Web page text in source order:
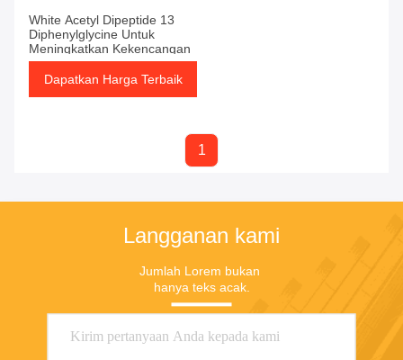
White Acetyl Dipeptide 13
Diphenylglycine Untuk
Meningkatkan Kekencangan
Dapatkan Harga Terbaik
1
Langganan kami
Jumlah Lorem bukan
hanya teks acak.